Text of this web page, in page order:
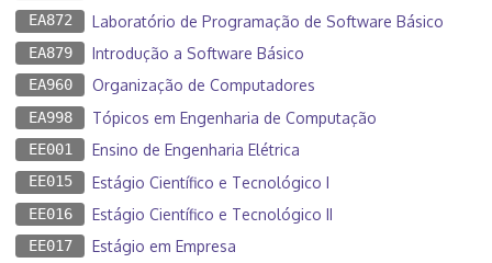
EA872 Laboratório de Programação de Software Básico
EA879 Introdução a Software Básico
EA960 Organização de Computadores
EA998 Tópicos em Engenharia de Computação
EE001 Ensino de Engenharia Elétrica
EE015 Estágio Científico e Tecnológico I
EE016 Estágio Científico e Tecnológico II
EE017 Estágio em Empresa